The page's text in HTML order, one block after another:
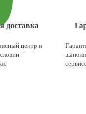
доставка
центр и